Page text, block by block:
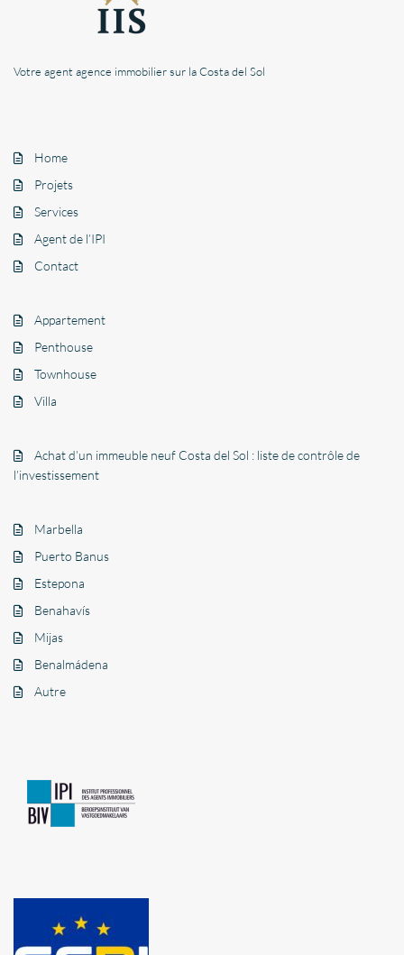
Votre agent agence immobilier sur la Costa del Sol
Home
Projets
Services
Agent de l’IPI
Contact
Appartement
Penthouse
Townhouse
Villa
Achat d’un immeuble neuf Costa del Sol : liste de contrôle de
l’investissement
Marbella
Puerto Banus
Estepona
Benahavís
Mijas
Benalmádena
Autre